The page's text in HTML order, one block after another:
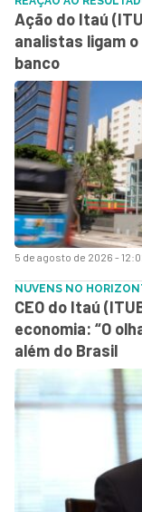
5 de agosto de 2026 -
Ação do Itaú
analistas ligam
banco
NUVENS NO
CEO do Itaú
economia: “O
além do Brasil